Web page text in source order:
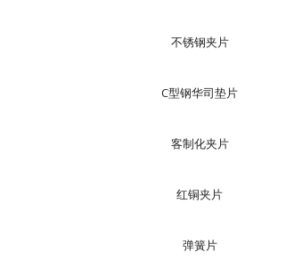
不锈钢夹片
C型钢华司垫片
客制化夹片
红铜夹片
弹簧片